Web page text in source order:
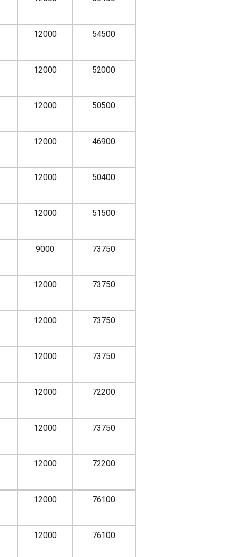
12000 54500
12000 52000
12000 50500
12000 46900
12000 50400
12000 51500
9000 73750
12000 73750
12000 73750
12000 73750
12000 72200
12000 73750
12000 72200
12000 76100
12000 76100